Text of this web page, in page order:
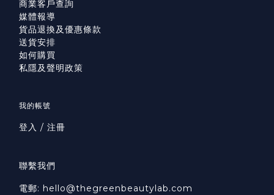
商業客戶查詢
媒體報導
貨品退換及優惠條款
送貨安排
如何購買
私隱及聲明政策
我的帳號
登入 / 注冊
聯繫我們
電郵: hello@thegreenbeautylab.com